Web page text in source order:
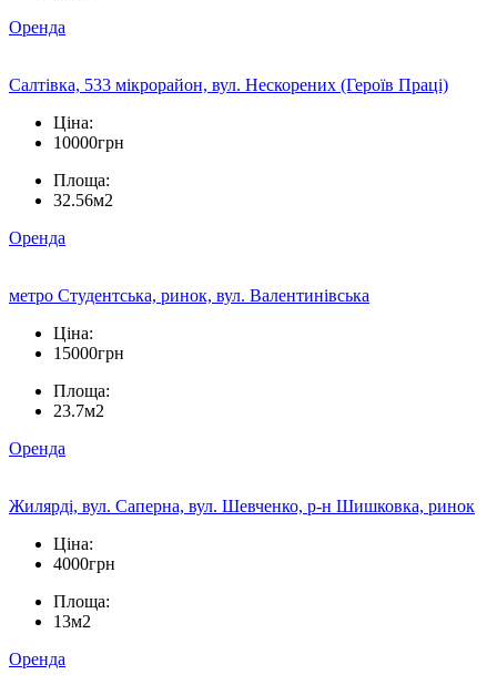
Оренда
Салтівка, 533 мікрорайон, вул. Нескорених (Героїв Праці)
Ціна:
10000грн
Площа:
32.56м2
Оренда
метро Студентська, ринок, вул. Валентинівська
Ціна:
15000грн
Площа:
23.7м2
Оренда
Жилярді, вул. Саперна, вул. Шевченко, р-н Шишковка, ринок
Ціна:
4000грн
Площа:
13м2
Оренда